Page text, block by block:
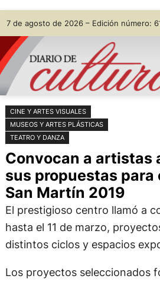
Saltar
al
contenido
Skip
to
content
7 de agosto de 2026 – Edición número:
CINE Y ARTES VISUALES
MUSEOS Y ARTES PLÁSTICAS
TEATRO Y DANZA
Convocan a artistas
sus propuestas para
San Martín 2019
El prestigioso centro llamó a
hasta el 11 de marzo,
distintos ciclos y espacios
Los proyectos seleccionados